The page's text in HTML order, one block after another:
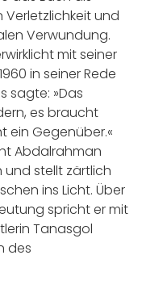
Verletzlichkeit und
Verwundung.
mit seiner
in seiner Rede
sagte: »Das
es braucht
ein Gegenüber.«
Abdalrahman
stellt zärtlich
ins Licht. Über
spricht er mit
Tanasgol
des